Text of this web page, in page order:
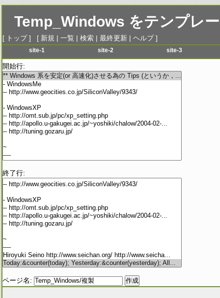
Temp_Windows をテンプレ
[ トップ] [ 新規 | 一覧 | 検索 | 最終更新 | ヘルプ]
site-1
menu-1
menu-2
menu-3
menu-5
menu-6
site-2
menu-2
menu-6
site-3
menu-2
menu-6
開始行:
終了行:
ページ名: